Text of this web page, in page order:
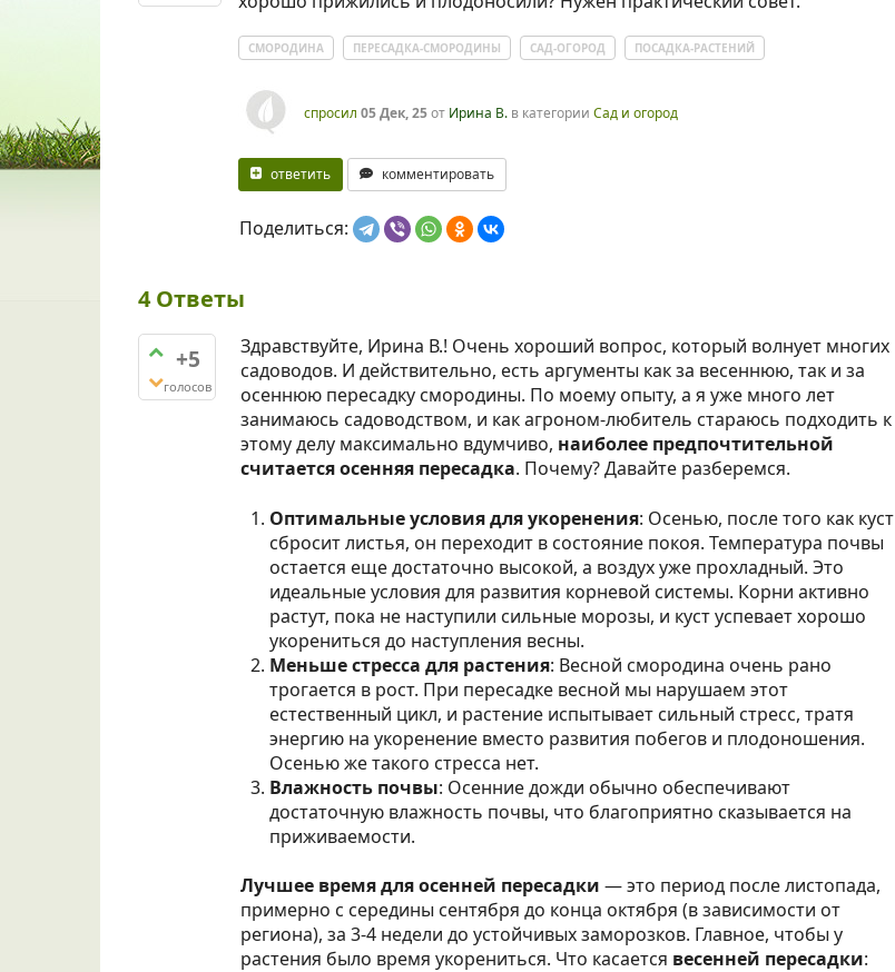
СМОРОДИНА ПЕРЕСАДКА-СМОРОДИНЫ САД-ОГОРОД ПОСАДКА-РАСТЕНИЙ
спросил 05 Дек, 25от Ирина В. в категории Сад и огород
ответить комментировать
Поделиться:
4Ответы
+5
голосов
Здравствуйте, Ирина В.! Очень хороший вопрос, который волнует многих
садоводов. И действительно, есть аргументы как за весеннюю, так и за
осеннюю пересадку смородины. По моему опыту, а я уже много лет
занимаюсь садоводством, и как агроном-любитель стараюсь подходить к
этому делу максимально вдумчиво, наиболее предпочтительной
считается осенняя пересадка. Почему? Давайте разберемся.
Оптимальные условия для укоренения: Осенью, после того как куст
сбросит листья, он переходит в состояние покоя. Температура почвы
остается еще достаточно высокой, а воздух уже прохладный. Это
идеальные условия для развития корневой системы. Корни активно
растут, пока не наступили сильные морозы, и куст успевает хорошо
укорениться до наступления весны.
Меньше стресса для растения: Весной смородина очень рано
трогается в рост. При пересадке весной мы нарушаем этот
естественный цикл, и растение испытывает сильный стресс, тратя
энергию на укоренение вместо развития побегов и плодоношения.
Осенью же такого стресса нет.
Влажность почвы: Осенние дожди обычно обеспечивают
достаточную влажность почвы, что благоприятно сказывается на
приживаемости.
Лучшее время для осенней пересадки — это период после листопада,
примерно с середины сентября до конца октября (в зависимости от
региона), за 3-4 недели до устойчивых заморозков. Главное, чтобы у
растения было время укорениться. Что касается весенней пересадки: